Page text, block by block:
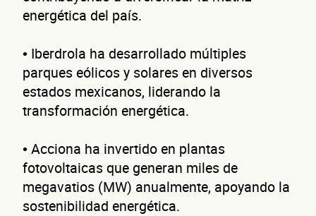
energética del país.
• Iberdrola ha desarrollado múltiples
parques eólicos y solares en diversos
estados mexicanos, liderando la
transformación energética.
• Acciona ha invertido en plantas
fotovoltaicas que generan miles de
megavatios (MW) anualmente, apoyando la
sostenibilidad energética.